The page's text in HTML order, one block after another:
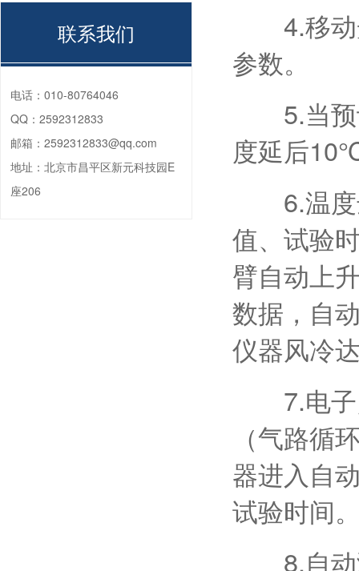
4.移动
参数。
5.当预
度延后
6.温度
值、试验
臂自动上
数据，自
仪器风冷
7.电子
（气路循
器进入自
试验时间
8.自动
联系我们
电话： 010-80764046
QQ： 2592312833
邮箱： 2592312833@qq.com
地址： 北京市昌平区新元科技园E
座206